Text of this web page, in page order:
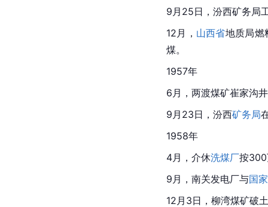
9月25日，汾西矿务局
12月， 山西省地质局燃
煤。
1957年
6月，两渡煤矿崔家沟
9月23日，汾西矿务局
1958年
4月，介休洗煤厂按300
9月，南关发电厂与国
12月3日，柳湾煤矿破